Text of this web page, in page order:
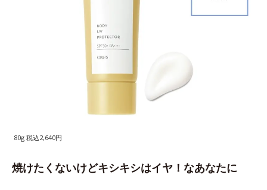
80g 税込2,640円
焼けたくないけどキシキシはイヤ！なあなたに